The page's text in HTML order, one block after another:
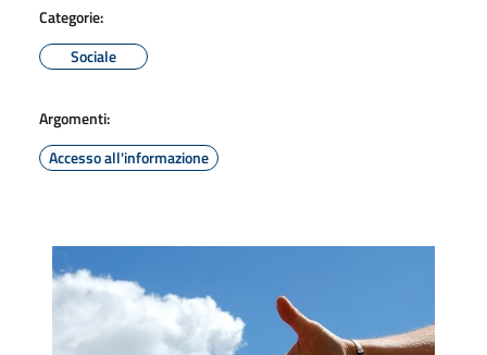
Categorie:
Sociale
Argomenti:
Accesso all'informazione